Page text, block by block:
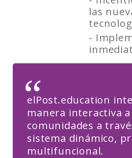
las
-
elPost.education
manera interactiva a
comunidades a
sistema dinámico,
multifuncional.